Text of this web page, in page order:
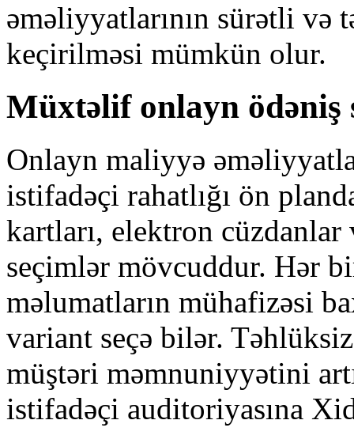
əməliyyatlarının sürətli və
keçirilməsi mümkün olur.
Müxtəlif onlayn ödəniş
Onlayn maliyyə
istifadəçi rahatlığı ön
kartları, elektron
seçimlər mövcuddur. Hər
məlumatların mühafizəsi
variant seçə bilər.
müştəri məmnuniyyətini
istifadəçi auditoriyasına